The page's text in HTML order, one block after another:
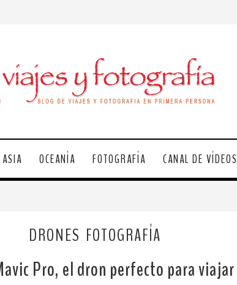
ASIA OCEANÍA FOTOGRAFÍA CANAL DE VÍDEOS
DRONES FOTOGRAFÍA
Pro, el dron perfecto para viajar